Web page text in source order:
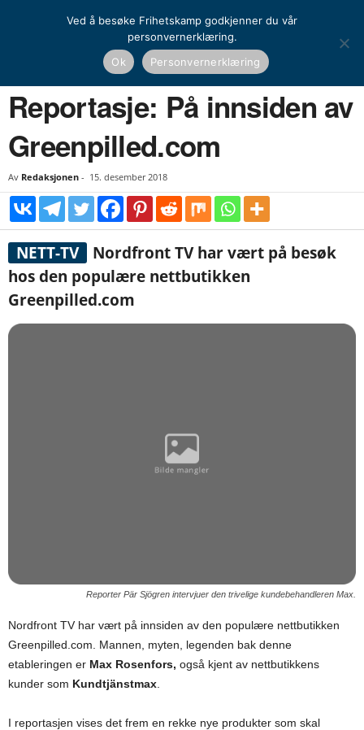
Media Reportasje: På innsiden av Greenpilled.com
MEDIA
Reportasje: På innsiden av
Greenpilled.com
Av Redaksjonen - 15. desember 2018
NETT-TV
Nordfront TV har vært på besøk
hos den populære nettbutikken
Greenpilled.com
Reporter Pär Sjögren intervjuer den trivelige kundebehandleren Max.
Nordfront TV har vært på innsiden av den populære nettbutikken
Greenpilled.com. Mannen, myten, legenden bak denne
etableringen er Max Rosenfors, også kjent av nettbutikkens
kunder som Kundtjänstmax
I reportasjen vises det frem en rekke nye produkter som skal
Ved å besøke Frihetskamp godkjenner du vår
personvernerklæring.
Ok
Personvernerklæring